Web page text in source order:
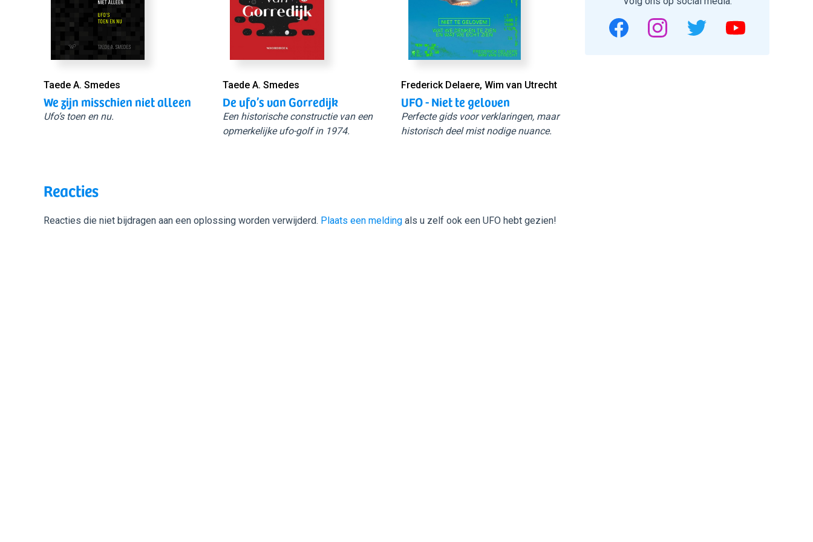
Taede A. Smedes
We zijn misschien niet alleen
Ufo’s toen en nu.
Taede A. Smedes
De ufo’s van Gorredijk
Een historische constructie van een
opmerkelijke ufo-golf in 1974.
Frederick Delaere, Wim van Utrecht
UFO - Niet te geloven
Perfecte gids voor verklaringen, maar
historisch deel mist nodige nuance.
Reacties
Reacties die niet bijdragen aan een oplossing worden verwijderd. Plaats een melding als u zelf ook een UFO hebt gezien!